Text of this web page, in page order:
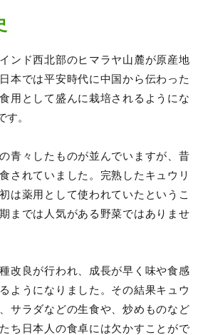
ンド西北部のヒマラヤ山麓が原産地
本では平安時代に中国から伝わった
用として盛んに栽培されるようにな
す。
青々したものが並んでいますが、昔
されていました。完熟したキュウリ
は薬用として使われていたというこ
までは人気がある野菜ではありませ
改良が行われ、成長が早く味や食感
ようになりました。その結果キュウ
サラダなどの生食や、炒めものなど
ち日本人の食卓には欠かすことがで